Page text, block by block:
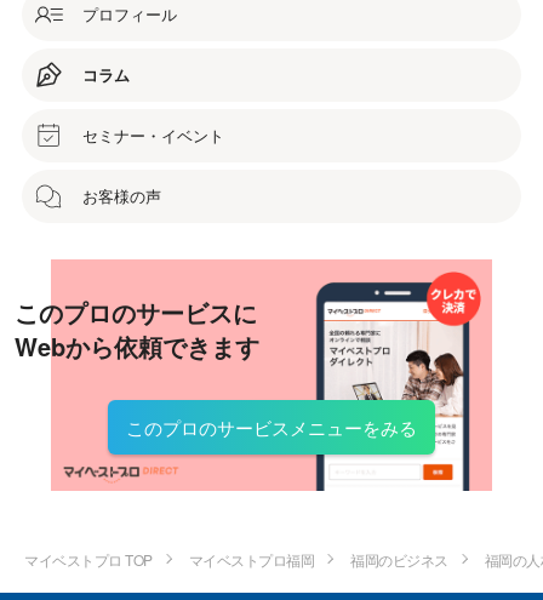
プロフィール
コラム
セミナー・イベント
お客様の声
このプロのサービスに
Webから依頼できます
このプロのサービスメニューをみる
マイベストプロ TOP マイベストプロ福岡 福岡のビジネス 福岡の